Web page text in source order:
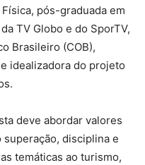
pós-graduada em
TV Globo e do SporTV,
Brasileiro (COB),
idealizadora do projeto
deve abordar valores
disciplina e
temáticas ao turismo,